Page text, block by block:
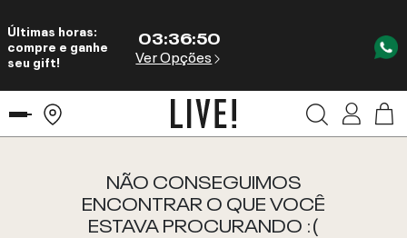
Últimas horas:
compre e ganhe
seu gift!
03:36:50
Ver Opções
NÃO CONSEGUIMOS
ENCONTRAR O QUE VOCÊ
ESTAVA PROCURANDO :(